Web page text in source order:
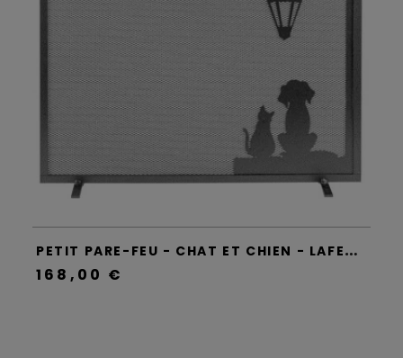
P
ETIT PARE-FEU - CHAT ET CHIEN - LAFERROTECNICA
168,00 €